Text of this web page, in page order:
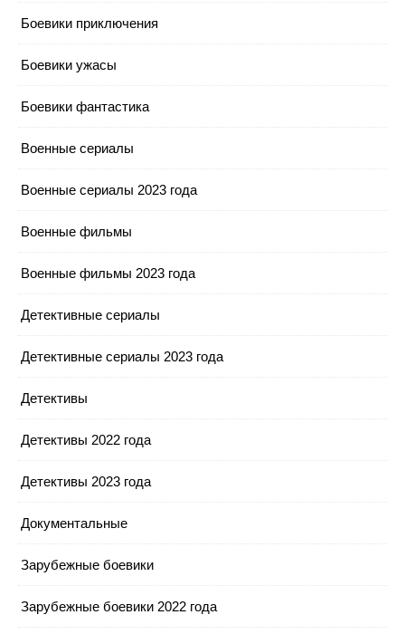
Боевики приключения
Боевики ужасы
Боевики фантастика
Военные сериалы
Военные сериалы 2023 года
Военные фильмы
Военные фильмы 2023 года
Детективные сериалы
Детективные сериалы 2023 года
Детективы
Детективы 2022 года
Детективы 2023 года
Документальные
Зарубежные боевики
Зарубежные боевики 2022 года